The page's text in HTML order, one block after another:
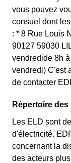
vous pouvez
consuel dont
: * 8 Rue Louis
90127 59030
vendredide 8h
vendredi) C'est
de contacter
Répertoire
Les ELD sont
d'électricité.
concernant la
des acteurs